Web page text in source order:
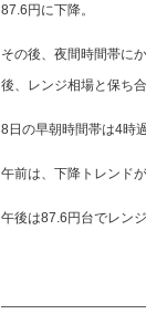
87.6円に下降。
その後、夜間時間帯に
後、レンジ相場と保ち合
8日の早朝時間帯は4時
午前は、下降トレンド
午後は87.6円台でレン